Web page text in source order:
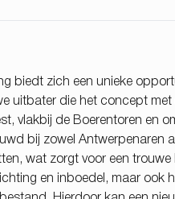
biedt zich een unieke
uitbater die het concept met
vlakbij de Boerentoren en
bij zowel Antwerpenaren
wat zorgt voor een
en inboedel, maar ook